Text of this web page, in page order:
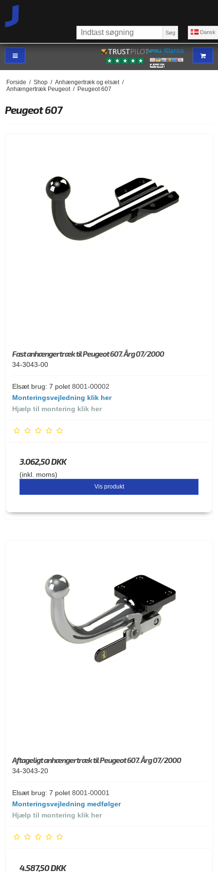
Dansk
Søg
Forside / Shop / Anhængertræk og elsæt /
Anhængertræk Peugeot / Peugeot 607
Peugeot 607
Fast anhængertræk til Peugeot 607. Årg 07/2000
34-3043-00
Elsæt brug: 7 polet 8001-00002
Monteringsvejledning klik her
Hjælp til montering klik her
3.062,50 DKK
(inkl. moms)
Vis produkt
Aftageligt anhængertræk til Peugeot 607. Årg 07/2000
34-3043-20
Elsæt brug: 7 polet 8001-00001
Monteringsvejledning medfølger
Hjælp til montering klik her
4.587,50 DKK